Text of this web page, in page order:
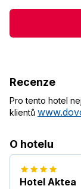
Recenze
Pro tento hotel
klientů
O hotelu
Hotel Aktea